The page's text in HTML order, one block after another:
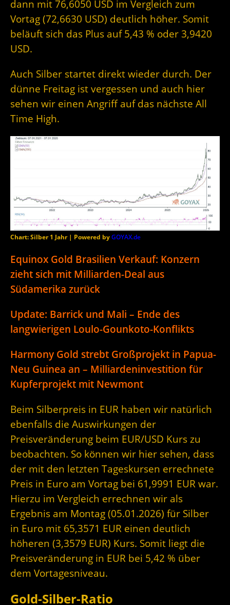
dann mit 76,6050 USD im Vergleich zum
Vortag (72,6630 USD) deutlich höher. Somit
beläuft sich das Plus auf 5,43 % oder 3,9420
USD.
Auch Silber startet direkt wieder durch. Der
dünne Freitag ist vergessen und auch hier
sehen wir einen Angriff auf das nächste All
Time High.
Chart: Silber 1 Jahr | Powered byGOYAX.de
Equinox Gold Brasilien Verkauf: Konzern
zieht sich mit Milliarden-Deal aus
Südamerika zurück
Update: Barrick und Mali – Ende des
langwierigen Loulo-Gounkoto-Konflikts
Harmony Gold strebt Großprojekt in Papua-
Neu Guinea an – Milliardeninvestition für
Kupferprojekt mit Newmont
Beim Silberpreis in EUR haben wir natürlich
ebenfalls die Auswirkungen der
Preisveränderung beim EUR/USD Kurs zu
beobachten. So können wir hier sehen, dass
der mit den letzten Tageskursen errechnete
Preis in Euro am Vortag bei 61,9991 EUR war.
Hierzu im Vergleich errechnen wir als
Ergebnis am Montag (05.01.2026) für Silber
in Euro mit 65,3571 EUR einen deutlich
höheren (3,3579 EUR) Kurs. Somit liegt die
Preisveränderung in EUR bei 5,42 % über
dem Vortagesniveau.
Gold-Silber-Ratio